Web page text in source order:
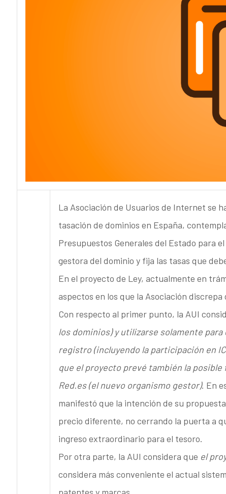
La Asociación de Usuarios de Internet se
tasación de dominios en España,
Presupuestos Generales del Estado para
gestora del dominio y fija las tasas que
En el proyecto de Ley, actualmente en
aspectos en los que la Asociación
Con respecto al primer punto, la AUI
los dominios) y utilizarse solamente
registro (incluyendo la participación en
que el proyecto prevé también la
Red.es (el nuevo organismo gestor). En
manifestó que la intención de su
precio diferente, no cerrando la puerta a
ingreso extraordinario para el tesoro.
Por otra parte, la AUI considera que el
considera más conveniente el actual